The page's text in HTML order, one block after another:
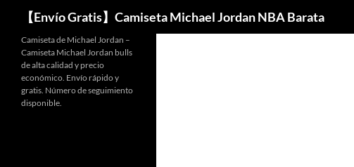
【Envío Gratis】Camiseta Michael Jordan NBA Barata
Buscar
Camiseta de Michael Jordan –
Camiseta Michael Jordan bulls
de alta calidad y precio
económico. Envío rápido y
gratis. Número de seguimiento
disponible.